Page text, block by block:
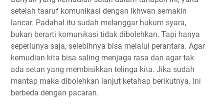
setelah taaruf komunikasi dengan ikhwan semakin
lancar. Padahal itu sudah melanggar hukum syara,
bukan berarti komunikasi tidak dibolehkan. Tapi hanya
seperlunya saja, selebihnya bisa melalui perantara. Agar
kemudian kita bisa saling menjaga rasa dan agar tak
ada setan yang membisikkan telinga kita. Jika sudah
mantap maka dibolehkan lanjut ketahap berikutnya. Ini
berbeda dengan pacaran.